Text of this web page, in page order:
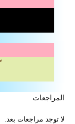
المراجعات
لا توجد مراجعات بعد.